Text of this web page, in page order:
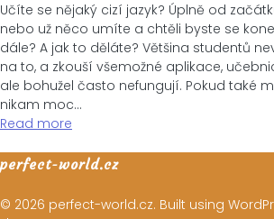
Učíte se nějaký cizí jazyk? Úplně od
nebo už něco umíte a chtěli byste se
dále? A jak to děláte? Většina studentů
na to, a zkouší všemožné aplikace,
ale bohužel často nefungují. Pokud také
nikam moc…
Read more
perfect-world.cz
© 2026 perfect-world.cz. Built using